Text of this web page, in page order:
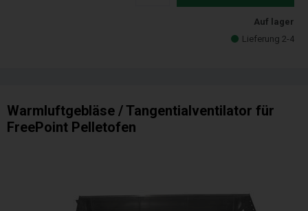
Auf lager
Lieferung 2-4
Warmluftgebläse / Tangentialventilator für
FreePoint Pelletofen